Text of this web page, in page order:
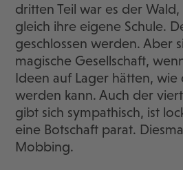
dritten Teil war es der
gleich ihre eigene Schule.
geschlossen werden. Aber
magische Gesellschaft,
Ideen auf Lager hätten,
werden kann. Auch der
gibt sich sympathisch, ist
eine Botschaft parat.
Mobbing.